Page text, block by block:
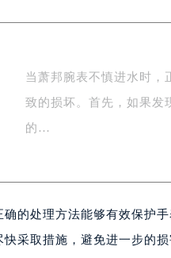
当萧邦腕表不慎进水时，
致的损坏。首先，如果发
的…
的处理方法能够有效保护
采取措施，避免进一步的